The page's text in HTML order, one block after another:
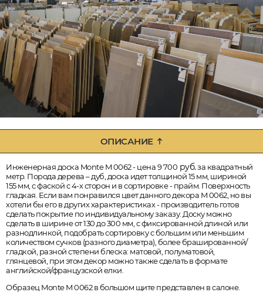
ОПИСАНИЕ
Инженерная доска Monte M 0062 - цена 9 700 руб.за квадратный
метр. Порода дерева – дуб, доска идет толщиной 15 мм, шириной
155 мм, с фаской с 4-х сторон и в сортировке - прайм. Поверхность
гладкая. Если вам понравился цвет данного декора M 0062, но вы
хотели бы его в других характеристиках - производитель готов
сделать покрытие по индивидуальному заказу. Доску можно
сделать в ширине от 130 до 300 мм, с фиксированной длиной или
разнодлинкой, подобрать сортировку с большим или меньшим
количеством сучков (разного диаметра), более брашированной/
гладкой, разной степени блеска: матовой, полуматовой,
глянцевой, при этом декор можно также сделать в формате
английской/французской елки.
Образец Monte M 0062 в большом щите представлен в салоне.